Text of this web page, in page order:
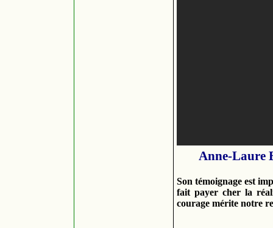
Anne-Laure
Son témoignage est
fait payer cher la
courage mérite notre